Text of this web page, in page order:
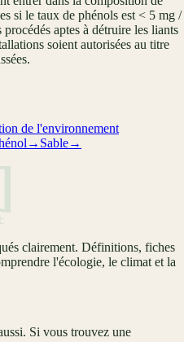
si le taux de phénols est < 5 mg /
aptes à détruire les liants
soient autorisées au titre
de l'environnement
→ Sable→
clairement. Définitions, fiches
l'écologie, le climat et la
Si vous trouvez une